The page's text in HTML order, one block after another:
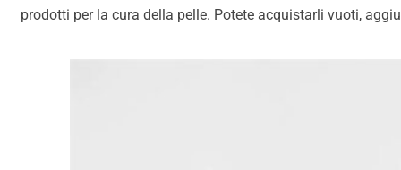
prodotti per la cura della pelle. Potete acquistarli vuoti,